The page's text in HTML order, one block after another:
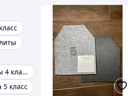
Бронепластины 4 класса
класс